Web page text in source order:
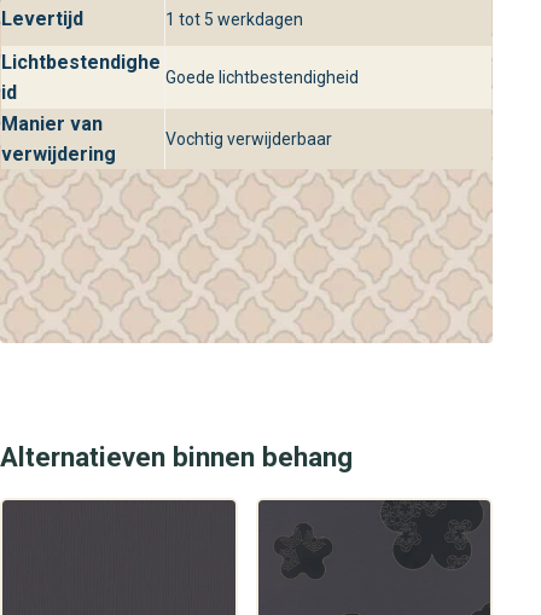
Levertijd 1 tot 5 werkdagen
Lichtbestendighe
id
Goede lichtbestendigheid
Manier van
verwijdering
Vochtig verwijderbaar
Alternatieven binnen behang